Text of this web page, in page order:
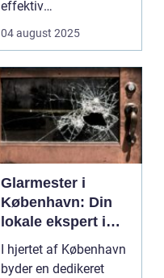
effektiv
ressourceudnyttelse
bliver spe...
04 august 2025
Glarmester i
København: Din
lokale ekspert i
glasløsninger
I hjertet af København
byder en dedikeret